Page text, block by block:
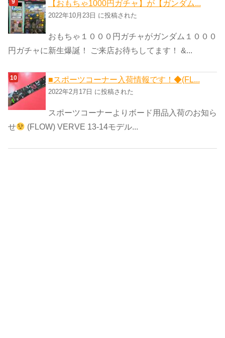
【おもちゃ1000円ガチャ】が【ガンダム...
2022年10月23日 に投稿された
おもちゃ１０００円ガチャがガンダム１０００
円ガチャに新生爆誕！ ご来店お待ちしてます！ &...
■スポーツコーナー入荷情報です！◆(FL...
2022年2月17日 に投稿された
スポーツコーナーよりボード用品入荷のお知ら
せ
(FLOW) VERVE 13-14モデル...